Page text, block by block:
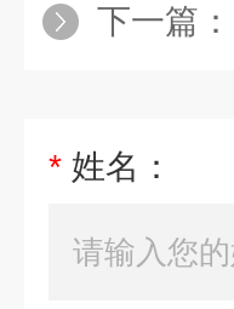
下一篇：
* 姓名：